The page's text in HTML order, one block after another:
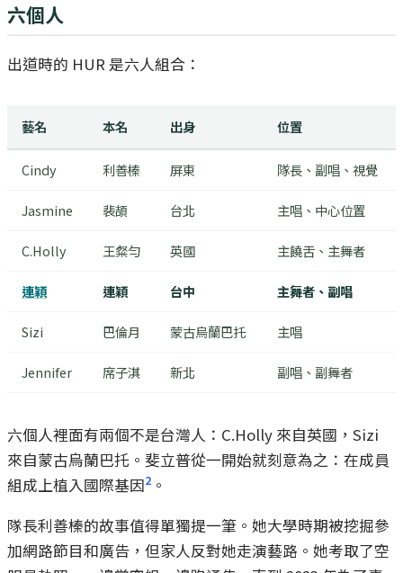
六個人
出道時的 HUR 是六人組合：
藝名 本名 出身 位置
Cindy 利善榛 屏東 隊長、副唱、視覺
Jasmine 裴頡 台北 主唱、中心位置
C.Holly 王粲勻 英國 主饒舌、主舞者
連穎 連穎 台中 主舞者、副唱
Sizi 巴倫月 蒙古烏蘭巴托 主唱
Jennifer 席子淇 新北 副唱、副舞者
六個人裡面有兩個不是台灣人：C.Holly 來自英國，Sizi
來自蒙古烏蘭巴托。斐立普從一開始就刻意為之：在成員
組成上植入國際基因2 。
隊長利善榛的故事值得單獨提一筆。她大學時期被挖掘參
加網路節目和廣告，但家人反對她走演藝路。她考取了空